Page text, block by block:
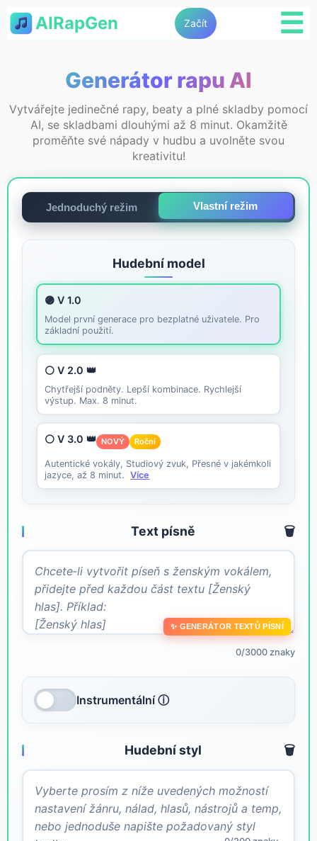
AIRapGen Začít ☰
Generátor rapu AI
Vytvářejte jedinečné rapy, beaty a plné skladby pomocí
AI, se skladbami dlouhými až 8 minut. Okamžitě
proměňte své nápady v hudbu a uvolněte svou
kreativitu!
Jednoduchý režim Vlastní režim
Hudební model
🟣 V 1.0
Model první generace pro bezplatné uživatele. Pro
základní použití.
⚪ V 2.0 👑
Chytřejší podněty. Lepší kombinace. Rychlejší
výstup. Max. 8 minut.
⚪ V 3.0 👑 NOVÝ Roční
Autentické vokály, Studiový zvuk, Přesné v jakémkoli
jazyce, až 8 minut.
Více
Text písně 🗑️
✨ GENERÁTOR TEXTŮ PÍSNÍ
0/3000 znaky
Instrumentální ⓘ
Hudební styl 🗑️